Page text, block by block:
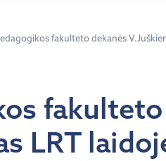
fakulteto dekanės
LRT